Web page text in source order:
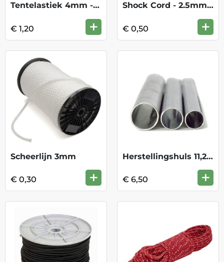
Tentelastiek 4mm - Zwart
€ 1,20 +
Shock Cord - 2.5mm - Black
€ 0,50 +
Scheerlijn 3mm
€ 0,30 +
Herstellingshuls 11,2 mm
€ 6,50 +